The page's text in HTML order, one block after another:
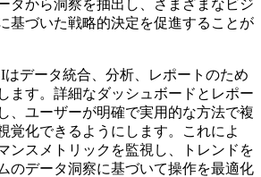
タから洞察を抽出し、さまざまなビジ
基づいた戦略的決定を促進することが
はデータ統合、分析、レポートのため
ます。詳細なダッシュボードとレポー
、ユーザーが明確で実用的な方法で複
覚化できるようにします。これによ
ンスメトリックを監視し、トレンドを
のデータ洞察に基づいて操作を最適化